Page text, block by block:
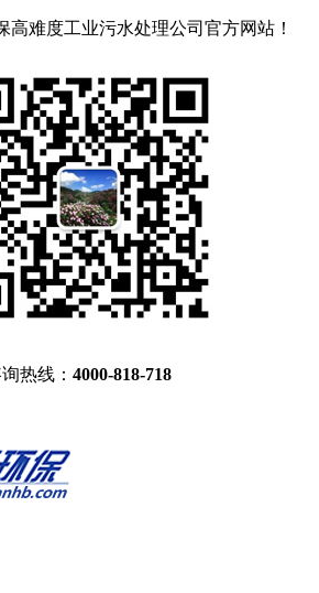
高难度工业污水处理公司官方网站！
热线： 4000-818-718